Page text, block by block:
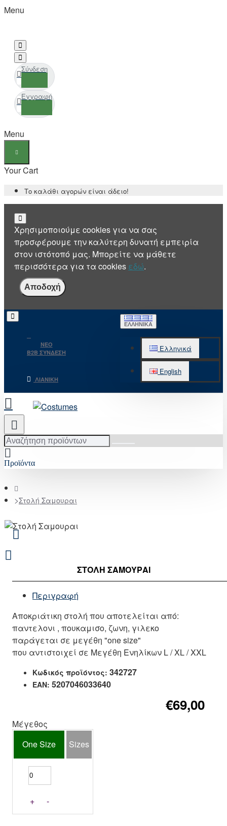
Menu
Σύνδεση
Εγγραφή
Menu
Your Cart
Το καλάθι αγορών είναι άδειο!
Χρησιμοποιούμε cookies για να σας
προσφέρουμε την καλύτερη δυνατή εμπειρία
στον ιστότοπό μας. Μπορείτε να μάθετε
περισσότερα για τα cookies εδώ.
Αποδοχή
NEO
B2B ΣΥΝΔΕΣΗ
ΛΙΑΝΙΚΉ
ΕΛΛΗΝΙΚΆ
Ελληνικά
English
Αναζήτηση
προϊόντων
Προϊόντα
Στολή Σαμουραι
ΣΤΟΛΉ ΣΑΜΟΥΡΑΙ
Περιγραφή
Αποκριάτικη στολή που αποτελείται από:
παντελονι , πουκαμισο, ζωνη, γιλεκο
παράγεται σε μεγέθη "one size"
που αντιστοιχεί σε Μεγέθη Ενηλίκων L / XL / XXL
Κωδικός προϊόντος: 342727
EAN: 5207046033640
€69,00
Μέγεθος
One Size
Sizes
+ -